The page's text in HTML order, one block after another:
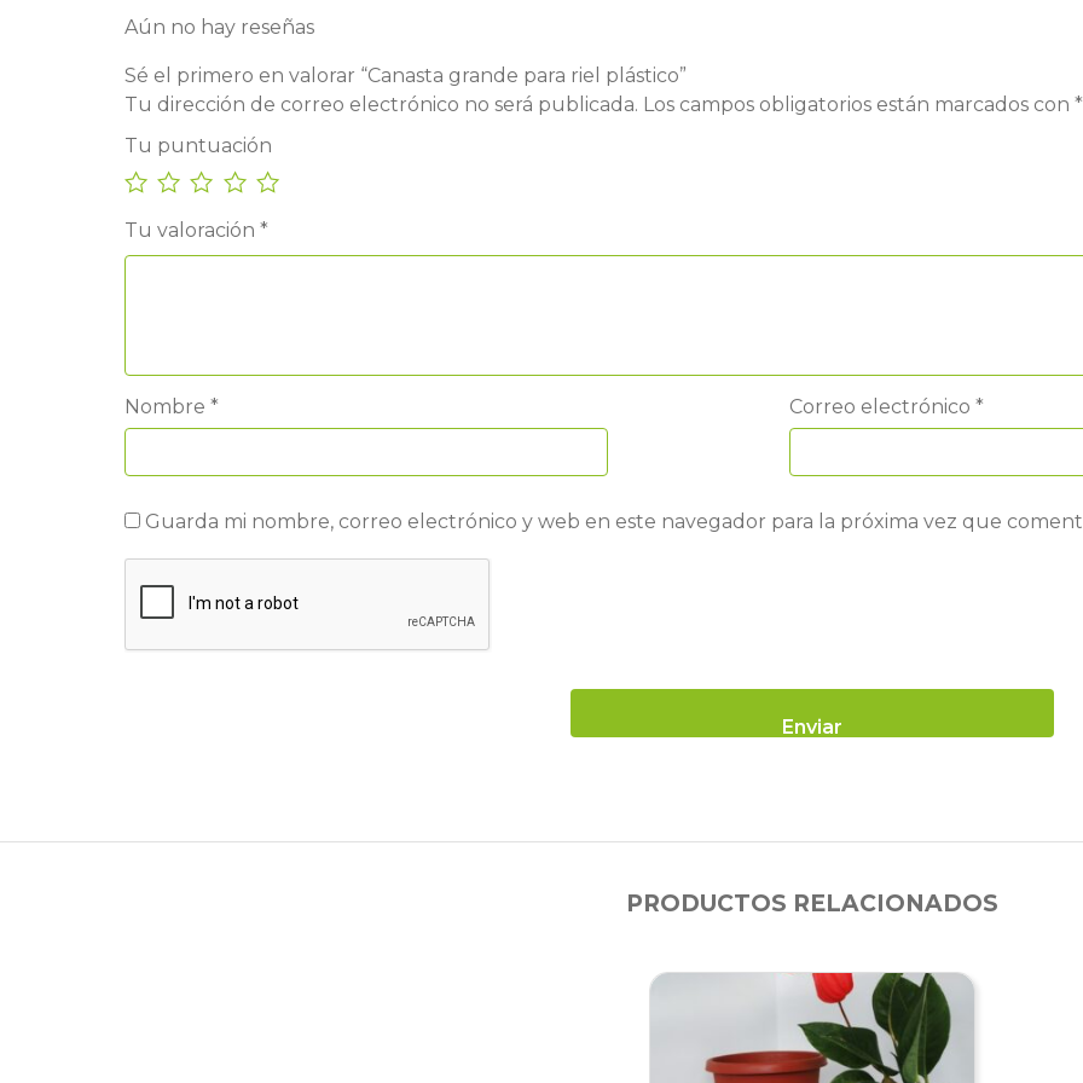
Aún no hay reseñas
Sé el primero en valorar “Canasta grande para riel plástico”
Tu dirección de correo electrónico no será publicada. Los campos obligatorios están marcados con *
Tu puntuación
Tu valoración *
Nombre * Correo electrónico*
Guarda mi nombre, correo electrónico y web en este navegador para la próxima vez que
PRODUCTOS RELACIONADOS